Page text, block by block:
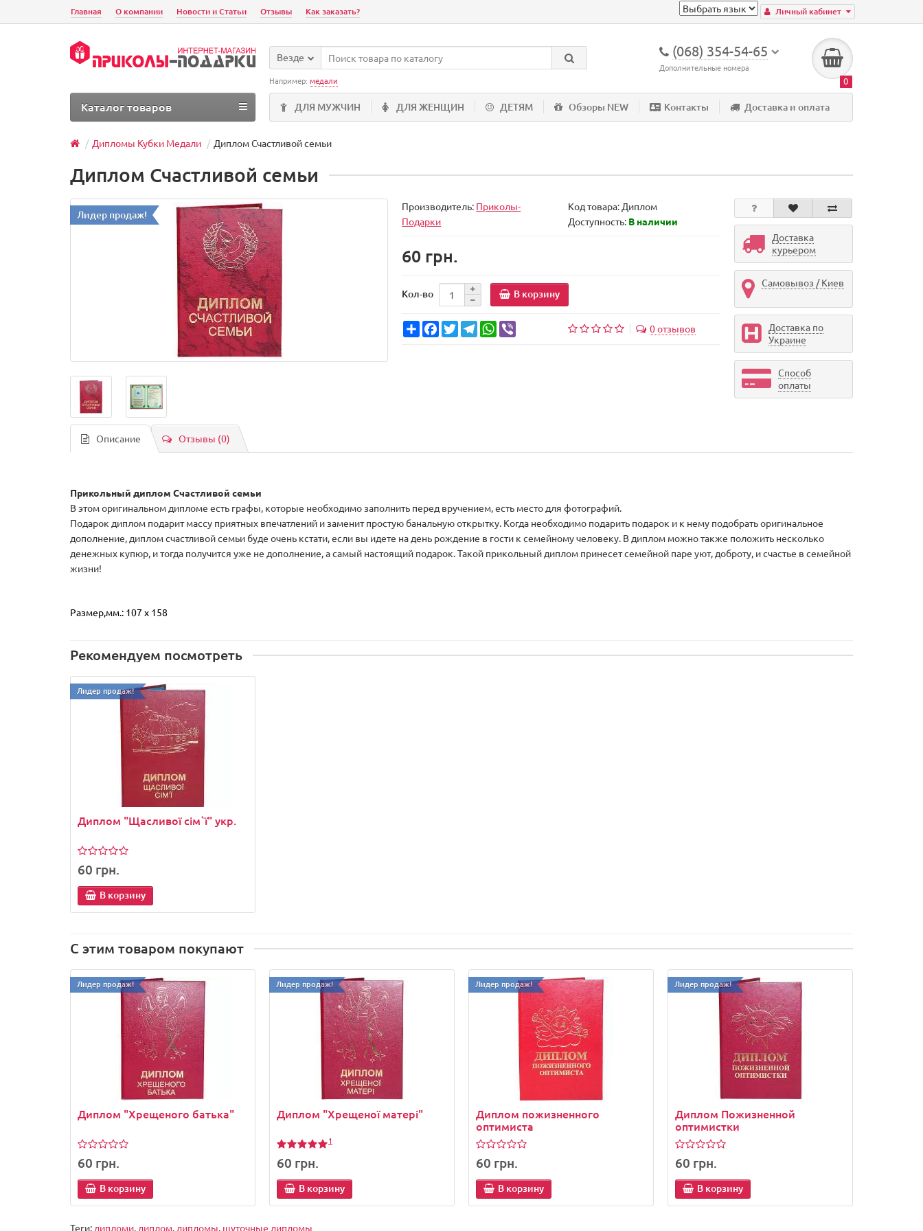
Личный кабинет
Главная О компании Новости и Статьи Отзывы Как заказать?
(068) 354-54-65
Дополнительные номера
0
Везде
Например: медали
ДЛЯ МУЖЧИН ДЛЯ ЖЕНЩИН ДЕТЯМ Обзоры NEW Контакты Доставка и оплата
Каталог товаров
Дипломы Кубки Медали Диплом Счастливой семьи
Диплом Счастливой семьи
Лидер продаж!
Производитель: Приколы-
Подарки
Код товара: Диплом
Доступность: В наличии
60 грн.
Кол-во В корзину
ShareFacebook
TwitterTelegramWhatsApp 0 отзывов
Доставка
курьером
Самовывоз / Киев
Доставка по
Украине
Способ
оплаты
Описание Отзывы (0)
Прикольный диплом Счастливой семьи
В этом оригинальном дипломе есть графы, которые необходимо заполнить перед вручением, есть место для фотографий.
Подарок диплом подарит массу приятных впечатлений и заменит простую банальную открытку. Когда необходимо подарить подарок и к нему подобрать оригинальное
дополнение, диплом счастливой семьи буде очень кстати, если вы идете на день рождение в гости к семейному человеку. В диплом можно также положить несколько
денежных купюр, и тогда получится уже не дополнение, а самый настоящий подарок. Такой прикольный диплом принесет семейной паре уют, доброту, и счастье в семейной
жизни!
Размер,мм.: 107 х 158
Рекомендуем посмотреть
Лидер продаж!
Диплом "Щасливої сім`ї" укр.
60 грн.
В корзину
С этим товаром покупают
Лидер продаж!
Диплом "Хрещеного батька"
60 грн.
В корзину
Лидер продаж!
Диплом "Хрещеної матері"
1
60 грн.
В корзину
Лидер продаж!
Диплом пожизненного
оптимиста
60 грн.
В корзину
Лидер продаж!
Диплом Пожизненной
оптимистки
60 грн.
В корзину
Теги: дипломи, диплом, дипломы, шуточные дипломы